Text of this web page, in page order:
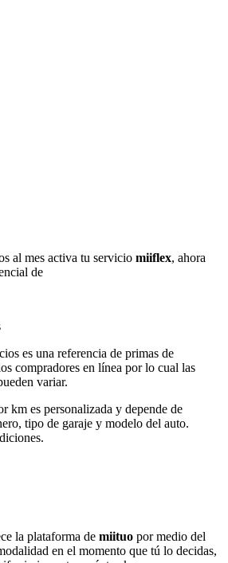
al mes activa tu servicio miiflex, ahora
de
es una referencia de primas de
compradores en línea por lo cual las
variar.
km es personalizada y depende de
tipo de garaje y modelo del auto.
la plataforma de miituo por medio del
en el momento que tú lo decidas,